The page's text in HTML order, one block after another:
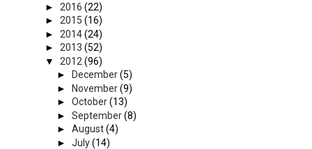
► 2016 (22)
► 2015 (16)
► 2014(24)
► 2013 (52)
▼ 2012 (96)
►
December(5)
►
November(9)
► October(13)
► September(8)
► August(4)
► July(14)